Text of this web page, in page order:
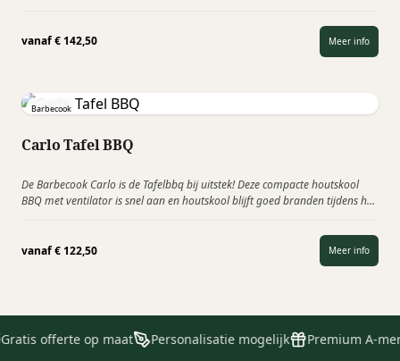
vanaf€ 142,50 Meer info
Barbecook
Carlo Tafel BBQ
De Barbecook Carlo is de Tafelbbq bij uitstek! Deze compacte houtskool
BBQ met ventilator is snel aan en houtskool blijft goed branden tijdens het
vanaf€ 122,50 Meer info
offerte op maat Personalisatie mogelijk Premium A-